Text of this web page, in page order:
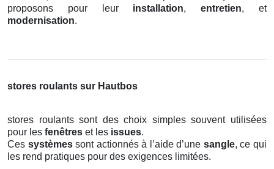
proposons pour leur installation,entretien, et
modernisation.
stores roulants sur Hautbos
stores roulants sont des choix simples souvent utilisées
pour les fenêtres et les issues.
Ces systèmessont actionnés à l’aide d’une sangle, ce qui
les rend pratiques pour des exigences limitées.